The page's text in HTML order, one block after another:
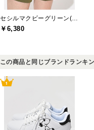
￥6,380
この商品と同じブランドランキ